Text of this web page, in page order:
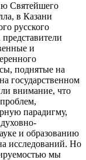
Святейшего
в Казани
русского
и
поднятые на
государственном
внимание, что
парадигму,
и образованию
исследований. Но
мы